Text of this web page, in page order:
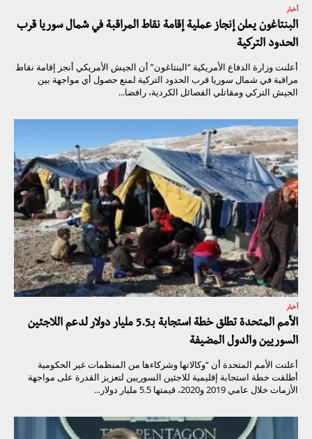
أخبار
البنتاغون يعلن إنجاز عملية إقامة نقاط المراقبة في شمال سوريا قرب
الحدود التركية
أعلنت وزارة الدفاع الأمريكية “البنتاغون” أن الجيش الأمريكي أنجز إقامة نقاط
مراقبة في شمال سوريا قرب الحدود التركية لمنع حصول أي مواجهة بين
الجيش التركي ومقاتلي الفصائل الكردية، رافضا...
أخبار
الأمم المتحدة تطلق خطة استجابة بـ5.5 مليار دولار لدعم اللاجئين
السوريين والدول المضيفة
أعلنت الأمم المتحدة أن “وكالاتها وشركاءها من المنظمات غير الحكومية
أطلقت خطة استجابة إقليمية للاجئين السوريين لتعزيز القدرة على مواجهة
الأزمات خلال عامي 2019 و2020، قيمتها 5.5 مليار دولار...